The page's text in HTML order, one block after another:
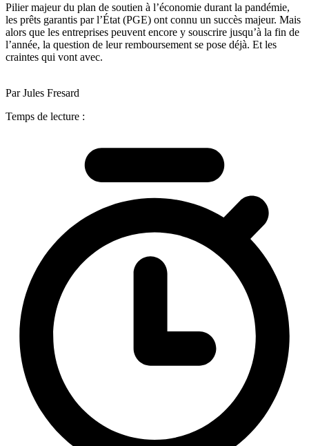
Pilier majeur du plan de soutien à l’économie durant la pandémie,
les prêts garantis par l’État (PGE) ont connu un succès majeur. Mais
alors que les entreprises peuvent encore y souscrire jusqu’à la fin de
l’année, la question de leur remboursement se pose déjà. Et les
craintes qui vont avec.
Par Jules Fresard
Temps de lecture :